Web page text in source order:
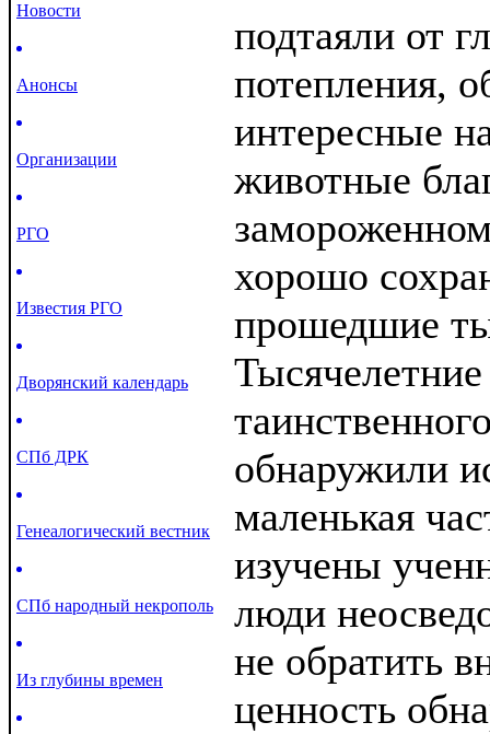
Новости
Анонсы
Организации
РГО
Известия РГО
Дворянский календарь
СПб ДРК
Генеалогический вестник
СПб народный некрополь
Из глубины времен
подтаяли от
потепления,
интересные
животные
хорошо
прошедшие
обнаружили
маленькая
изучены
люди
не обратить
ценность